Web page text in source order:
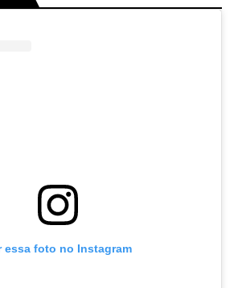
essa foto no Instagram